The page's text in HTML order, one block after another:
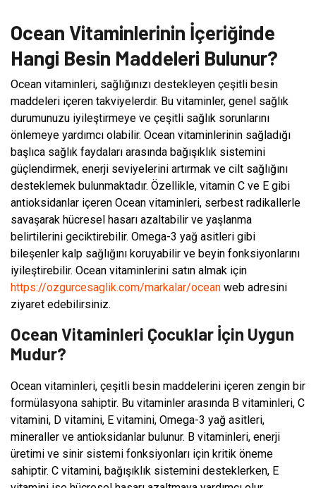
Ocean Vitaminlerinin İçeriğinde
Hangi Besin Maddeleri Bulunur?
Ocean vitaminleri, sağlığınızı destekleyen çeşitli besin
maddeleri içeren takviyelerdir. Bu vitaminler, genel sağlık
durumunuzu iyileştirmeye ve çeşitli sağlık sorunlarını
önlemeye yardımcı olabilir. Ocean vitaminlerinin sağladığı
başlıca sağlık faydaları arasında bağışıklık sistemini
güçlendirmek, enerji seviyelerini artırmak ve cilt sağlığını
desteklemek bulunmaktadır. Özellikle, vitamin C ve E gibi
antioksidanlar içeren Ocean vitaminleri, serbest radikallerle
savaşarak hücresel hasarı azaltabilir ve yaşlanma
belirtilerini geciktirebilir. Omega-3 yağ asitleri gibi
bileşenler kalp sağlığını koruyabilir ve beyin fonksiyonlarını
iyileştirebilir. Ocean vitaminlerini satın almak için
https://ozgurcesaglik.com/markalar/ocean web adresini
ziyaret edebilirsiniz.
Ocean Vitaminleri Çocuklar İçin Uygun
Mudur?
Ocean vitaminleri, çeşitli besin maddelerini içeren zengin bir
formülasyona sahiptir. Bu vitaminler arasında B vitaminleri, C
vitamini, D vitamini, E vitamini, Omega-3 yağ asitleri,
mineraller ve antioksidanlar bulunur. B vitaminleri, enerji
üretimi ve sinir sistemi fonksiyonları için kritik öneme
sahiptir. C vitamini, bağışıklık sistemini desteklerken, E